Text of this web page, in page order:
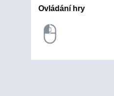
Ovládání hry